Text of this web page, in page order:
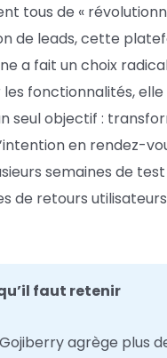
tous de «
de leads, cette
a fait un choix
fonctionnalités,
seul objectif :
en rendez-
semaines de test
de retours
qu’il faut retenir
Gojiberry agrège plus